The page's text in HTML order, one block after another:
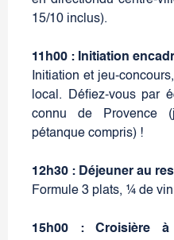
15/10 inclus).
11h00 : Initiation
Initiation et jeu-
local. Défiez-vous par
connu de Provence
pétanque compris) !
12h30 : Déjeuner au
Formule 3 plats, ¼ de
15h00 : Croisière